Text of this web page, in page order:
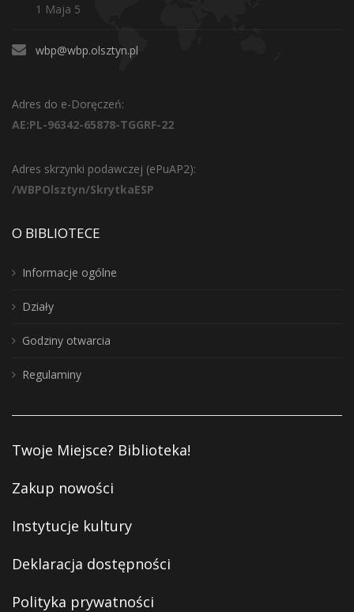
1 Maja 5
wbp@wbp.olsztyn.pl
Adres do e-Doręczeń:
AE:PL-96342-65878-TGGRF-22
Adres skrzynki podawczej (ePuAP2):
/WBPOlsztyn/SkrytkaESP
O BIBLIOTECE
Informacje ogólne
Działy
Godziny otwarcia
Regulaminy
Twoje Miejsce? Biblioteka!
Zakup nowości
Instytucje kultury
Deklaracja dostępności
Polityka prywatności